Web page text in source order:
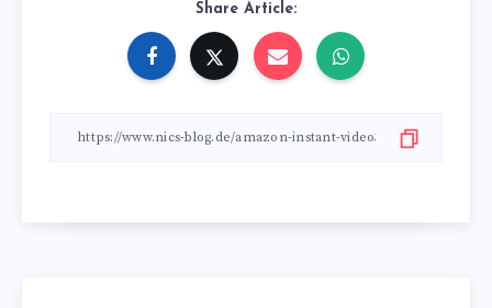
Share Article: